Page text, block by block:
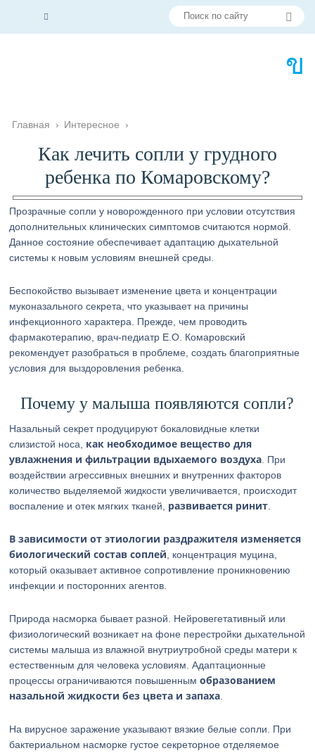
Главная › Интересное ›
Как лечить сопли у грудного
ребенка по Комаровскому?
Прозрачные сопли у новорожденного при условии отсутствия
дополнительных клинических симптомов считаются нормой.
Данное состояние обеспечивает адаптацию дыхательной
системы к новым условиям внешней среды.
Беспокойство вызывает изменение цвета и концентрации
муконазального секрета, что указывает на причины
инфекционного характера. Прежде, чем проводить
фармакотерапию, врач-педиатр Е.О. Комаровский
рекомендует разобраться в проблеме, создать благоприятные
условия для выздоровления ребенка.
Почему у малыша появляются сопли?
Назальный секрет продуцируют бокаловидные клетки
слизистой носа, как необходимое вещество для
увлажнения и фильтрации вдыхаемого воздуха . При
воздействии агрессивных внешних и внутренних факторов
количество выделяемой жидкости увеличивается, происходит
воспаление и отек мягких тканей, развивается ринит
В зависимости от этиологии раздражителя изменяется
биологический состав соплей , концентрация муцина,
который оказывает активное сопротивление проникновению
инфекции и посторонних агентов.
Природа насморка бывает разной. Нейровегетативный или
физиологический возникает на фоне перестройки дыхательной
системы малыша из влажной внутриутробной среды матери к
естественным для человека условиям. Адаптационные
процессы ограничиваются повышеннымобразованием
назальной жидкости без цвета и запаха
На вирусное заражение указывают вязкие белые сопли. При
бактериальном насморке густое секреторное отделяемое